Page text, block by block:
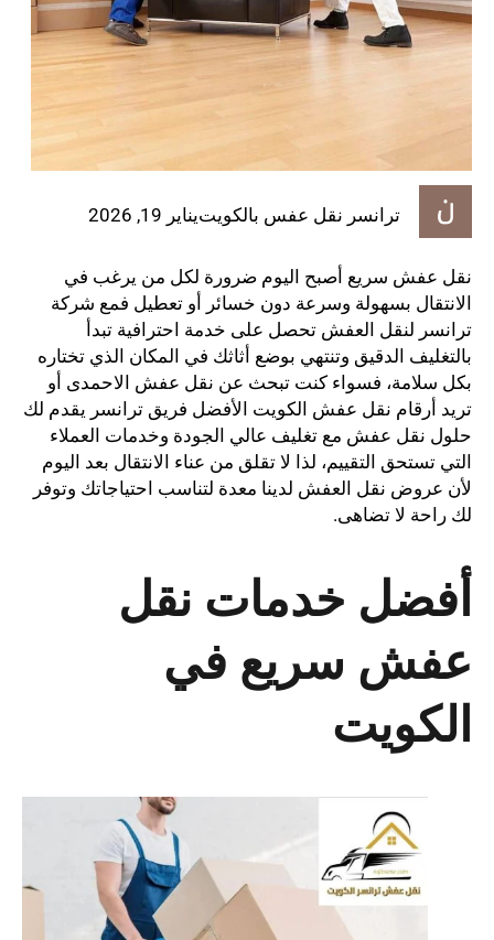
ترانسر نقل عفس بالكويتيناير 19, 2026
نقل عفش سريع أصبح اليوم ضرورة لكل من يرغب في
الانتقال بسهولة وسرعة دون خسائر أو تعطيل فمع شركة
ترانسر لنقل العفش تحصل على خدمة احترافية تبدأ
بالتغليف الدقيق وتنتهي بوضع أثاثك في المكان الذي تختاره
بكل سلامة، فسواء كنت تبحث عن نقل عفش الاحمدى أو
تريد أرقام نقل عفش الكويت الأفضل فريق ترانسر يقدم لك
حلول نقل عفش مع تغليف عالي الجودة وخدمات العملاء
التي تستحق التقييم، لذا لا تقلق من عناء الانتقال بعد اليوم
لأن عروض نقل العفش لدينا معدة لتناسب احتياجاتك وتوفر
لك راحة لا تضاهى.
أفضل خدمات نقل
عفش سريع في
الكويت